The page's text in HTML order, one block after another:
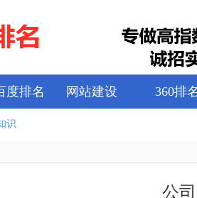
度排名 网站建设 360排
识
公